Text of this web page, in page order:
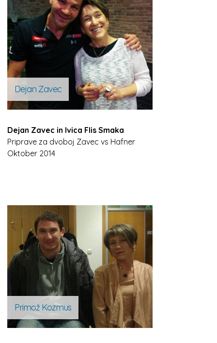
Dejan Zavec
Dejan Zavec in Ivica Flis Smaka
Priprave za dvoboj Zavec vs Hafner
Oktober 2014
Primož Kozmus